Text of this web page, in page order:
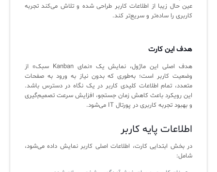
عین حال زیبا از اطلاعات کاربر طراحی شده و تلاش می‌کند تجربه
کاربری را ساده‌تر و سریع‌تر کند.
هدف این کارت
هدف اصلی این ماژول، نمایش یک «نمای Kanban سبک» از
وضعیت کاربر است؛ به‌طوری که بدون نیاز به ورود به صفحات
متعدد، تمام اطلاعات کلیدی کاربر در یک نگاه در دسترس باشد.
این رویکرد باعث کاهش زمان جستجو، افزایش سرعت تصمیم‌گیری
و بهبود تجربه کاربری در پورتال IT می‌شود.
اطلاعات پایه کاربر
در بخش ابتدایی کارت، اطلاعات اصلی کاربر نمایش داده می‌شود،
شامل:
کازیو
سرویس دسک پلاس MSP
اندپوینت سنترال [سامانه مدیریت نقاط پایانی]
◆
راهکارهای مدیریتی فناوری اطلاعات برای مراکز آموزشی و دانشگاه‌ها
CIs Control
مجموعه راهکارهای آیناک
لیست کامل 34 تمرین ITIL4
نکته‌های کلیدی برای مدیر انفورماتیک
آموزش‌ ویدیویی مفاهیم سرویس دسک
◆
لیست دوره‌ها